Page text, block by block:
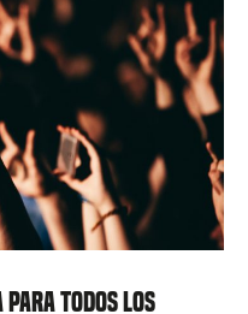
TODOS LOS